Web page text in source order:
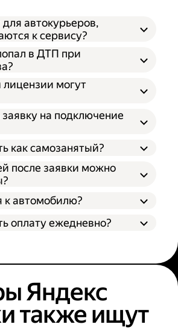
для автокурьеров,
к сервису?
в ДТП при
могут
на подключение
как самозанятый?
после заявки можно
к автомобилю?
оплату ежедневно?
Яндекс
также ищут